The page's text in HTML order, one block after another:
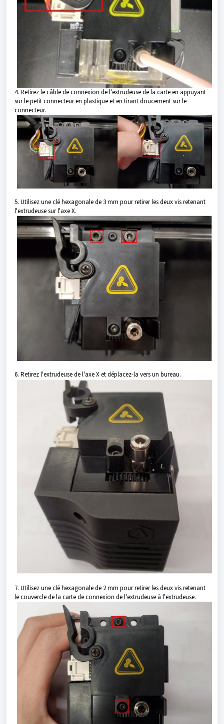
4. Retirez le câble de connexion de l'extrudeuse de la carte en appuyant
sur le petit connecteur en plastique et en tirant doucement sur le
connecteur.
5. Utilisez une clé hexagonale de 3 mm pour retirer les deux vis retenant
l'extrudeuse sur l'axe X.
6. Retirez l'extrudeuse de l'axe X et déplacez-la vers un bureau.
7. Utilisez une clé hexagonale de 2 mm pour retirer les deux vis retenant
le couvercle de la carte de connexion de l'extrudeuse à l'extrudeuse.